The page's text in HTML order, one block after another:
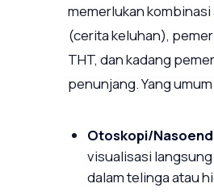
memerlukan
(cerita keluhan),
THT, dan kadang
penunjang. Yang
Otoskopi/
visualisasi
dalam telinga atau